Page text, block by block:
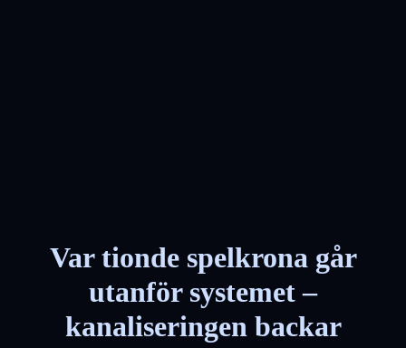
Var tionde spelkrona går
utanför systemet –
kanaliseringen backar